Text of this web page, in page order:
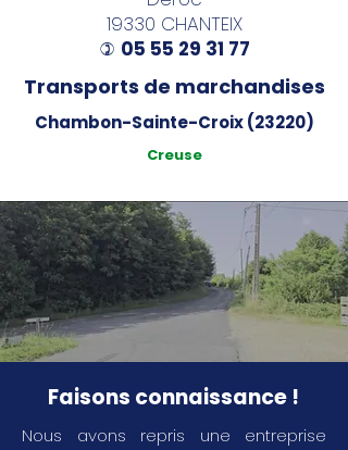
19330 CHANTEIX
) 05 55 29 31 77
Transports de marchandises
Chambon-Sainte-Croix (23220)
Creuse
Faisons connaissance !
Nous avons repris une entreprise